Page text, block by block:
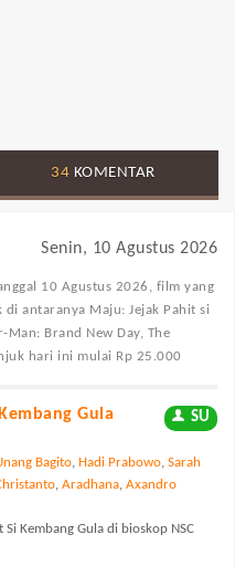
34 KOMENTAR
Senin, 10 Agustus 2026
10 Agustus 2026, film yang
di antaranya Maju: Jejak Pahit si
Man: Brand New Day, The
hari ini mulai Rp 25.000
Gula SU
Bagito, Hadi Prabowo, Sarah
, Aradhana, Axandro
Kembang Gula di bioskop NSC